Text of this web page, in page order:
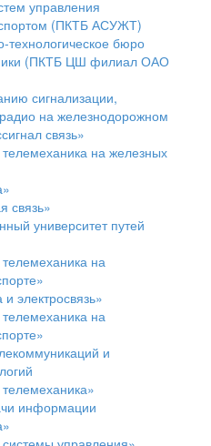
управления
(ПКТБ АСУЖТ)
технологическое бюро
(ПКТБ ЦШ филиал ОАО
сигнализации,
на железнодорожном
связь»
на железных
связь»
университет путей
на
электросвязь»
на
и
информации